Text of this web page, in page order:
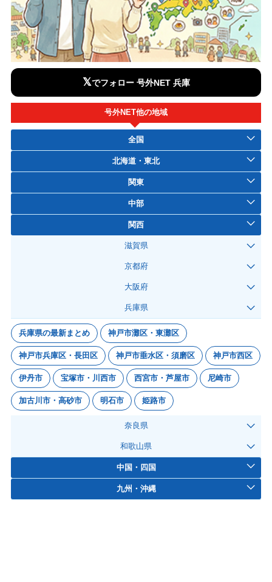
𝕏でフォロー 号外NET 兵庫
号外NET他の地域
全国
北海道・東北
関東
中部
関西
滋賀県
京都府
大阪府
兵庫県
兵庫県の最新まとめ 神戸市灘区・東灘区
神戸市兵庫区・長田区 神戸市垂水区・須磨区 神戸市西区
伊丹市 宝塚市・川西市 西宮市・芦屋市 尼崎市
加古川市・高砂市 明石市 姫路市
奈良県
和歌山県
中国・四国
九州・沖縄